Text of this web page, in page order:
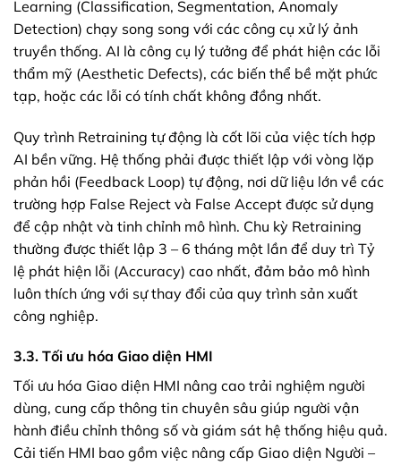
Learning (Classification, Segmentation, Anomaly
Detection) chạy song song với các công cụ xử lý ảnh
truyền thống. AI là công cụ lý tưởng để phát hiện các lỗi
thẩm mỹ (Aesthetic Defects), các biến thể bề mặt phức
tạp, hoặc các lỗi có tính chất không đồng nhất.
Quy trình Retraining tự động là cốt lõi của việc tích hợp
AI bền vững. Hệ thống phải được thiết lập với vòng lặp
phản hồi (Feedback Loop) tự động, nơi dữ liệu lớn về các
trường hợp False Reject và False Accept được sử dụng
để cập nhật và tinh chỉnh mô hình. Chu kỳ Retraining
thường được thiết lập 3 – 6 tháng một lần để duy trì Tỷ
lệ phát hiện lỗi (Accuracy) cao nhất, đảm bảo mô hình
luôn thích ứng với sự thay đổi của quy trình sản xuất
công nghiệp.
3.3. Tối ưu hóa Giao diện HMI
Tối ưu hóa Giao diện HMI nâng cao trải nghiệm người
dùng, cung cấp thông tin chuyên sâu giúp người vận
hành điều chỉnh thông số và giám sát hệ thống hiệu quả.
Cải tiến HMI bao gồm việc nâng cấp Giao diện Người –